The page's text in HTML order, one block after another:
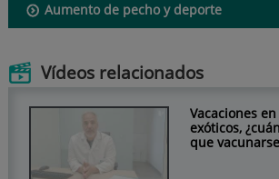
Aumento de pecho y deporte
Vídeos relacionados
Vacaciones
exóticos,
que